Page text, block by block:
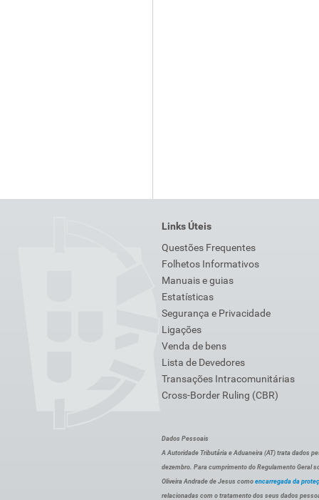
Links Úteis
Questões Frequentes
Folhetos Informativos
Manuais e guias
Estatísticas
Segurança e Privacidade
Ligações
Venda de bens
Lista de Devedores
Transações Intracomunitárias
Cross-Border Ruling (CBR)
Dados Pessoais
A Autoridade Tributária e Aduaneira (AT) trata dados
dezembro. Para cumprimento do Regulamento Geral
Oliveira Andrade de Jesus como encarregada da
relacionadas com o tratamento dos seus dados